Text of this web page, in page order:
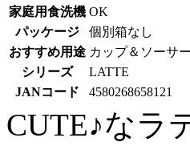
家庭用食洗機 OK
パッケージ
個別箱なし
おすすめ用途 カップ＆ソーサー
シリーズ
LATTE
JANコード
4580268658121
CUTE♪なラ